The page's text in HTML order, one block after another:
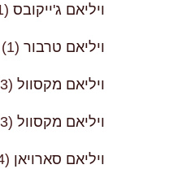
ויליאם ג'ייקובס (1)
ויליאם טרבור (1)
ויליאם מקסוול (3)
ויליאם מקסוול (3)
ויליאם סארויאן (4)